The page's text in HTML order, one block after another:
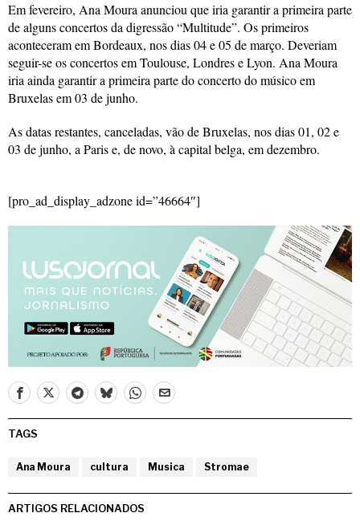
Em fevereiro, Ana Moura anunciou que iria garantir a primeira parte
de alguns concertos da digressão “Multitude”. Os primeiros
aconteceram em Bordeaux, nos dias 04 e 05 de março. Deveriam
seguir-se os concertos em Toulouse, Londres e Lyon. Ana Moura
iria ainda garantir a primeira parte do concerto do músico em
Bruxelas em 03 de junho.
As datas restantes, canceladas, vão de Bruxelas, nos dias 01, 02 e
03 de junho, a Paris e, de novo, à capital belga, em dezembro.
[pro_ad_display_adzone id=”46664″]
TAGS
Ana Moura cultura Musica Stromae
ARTIGOS RELACIONADOS